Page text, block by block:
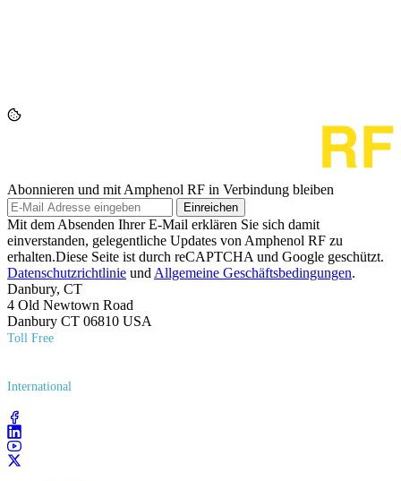
Abonnieren und mit Amphenol RF in Verbindung bleiben
Einreichen
Mit dem Absenden Ihrer E-Mail erklären Sie sich damit
einverstanden, gelegentliche Updates von Amphenol RF zu
erhalten.Diese Seite ist durch reCAPTCHA und Google geschützt.
Datenschutzrichtlinie und Allgemeine Geschäftsbedingungen.
Danbury, CT
4 Old Newtown Road
Danbury CT 06810 USA
Toll Free
International